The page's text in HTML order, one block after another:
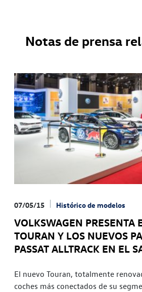
Notas de prensa
07/05/15 Histórico de modelos
VOLKSWAGEN PRESENTA
TOURAN Y LOS NUEVOS
PASSAT ALLTRACK EN EL
El nuevo Touran, totalmente
coches más conectados de su